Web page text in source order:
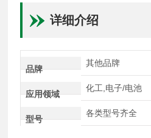
详细介绍
品牌
其他品牌
应用领域
化工,电子/电池
型号
各类型号齐全